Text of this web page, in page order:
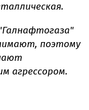
поэтому
агрессором.